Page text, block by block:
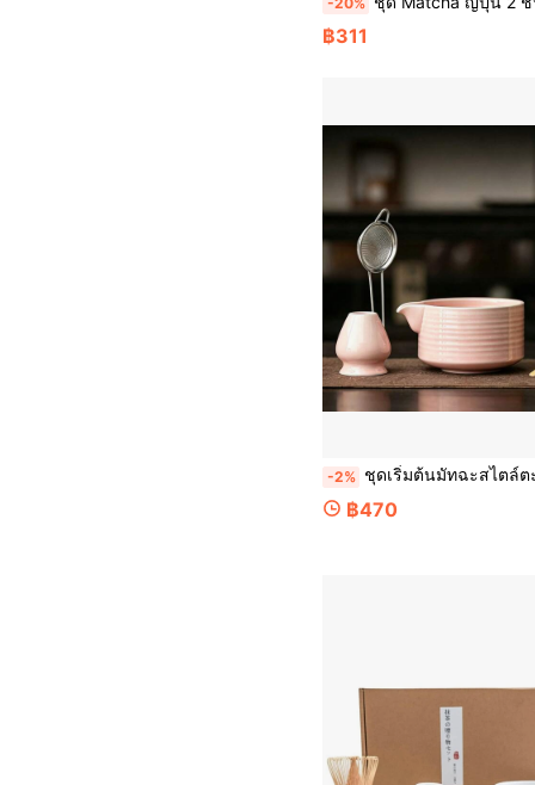
฿311
-2% ชุดเริ่มต้นมัทฉะสไตล์ตะวันออกกลาง 5 ชิ้น ประกอบด้วย ถ้วยมัทฉะพร้อมปากเท, แปรงตีมัทฉะไม้ไผ่, ที่วางแปรงตี, ช้อนตักมัทฉะ แล
฿470